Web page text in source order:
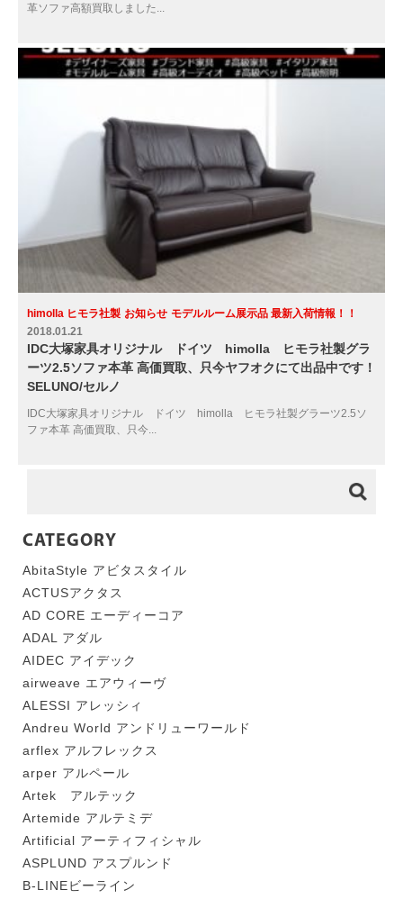
革ソファ高額買取しました...
himolla ヒモラ社製 お知らせ モデルルーム展示品 最新入荷情報！！
2018.01.21
IDC大塚家具オリジナル ドイツ himolla ヒモラ社製グラ
ーツ2.5ソファ本革 高価買取、只今ヤフオクにて出品中です！
SELUNO/セルノ
IDC大塚家具オリジナル ドイツ himolla ヒモラ社製グラーツ2.5ソ
ファ本革 高価買取、只今...
CATEGORY
AbitaStyle アビタスタイル
ACTUSアクタス
AD CORE エーディーコア
ADAL アダル
AIDEC アイデック
airweave エアウィーヴ
ALESSI アレッシィ
Andreu World アンドリューワールド
arflex アルフレックス
arper アルペール
Artek アルテック
Artemide アルテミデ
Artificial アーティフィシャル
ASPLUND アスプルンド
B-LINEビーライン